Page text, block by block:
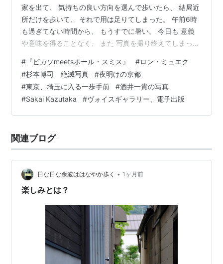
家を出て、 気持ちの良い方向を選んで歩いたら、 結局近
所だけを歩いて、 それで用は足りてしまった。 午前6時
も過ぎてない時間から、 もうすでに暑い。 今日も 意義
や意味を得ることなく、 また 写真を撮り終えてしまっ
みを求めて、 ピカソの絵画と同じく、 または ソニー・
ロリンズのアドリブ演奏と同じく、 それは別になんでも
良いのだが、 僕は僕の意義を探し回って 自らの写真を撮
るのである。 それは無理なことなのかな？ 僕の実力で
は。 無理をする日もあれば、 しない日もある。 作品を
# 『ピカソmeetsポール・スミス』 #ロン・ミュエク
#杉本博司 絶滅写真 #夜明けの京都
#東京、埼玉に入る一歩手前 #酒井一貴の写真
#Sakai Kazutaka #ヴォイスギャラリー、電子出版
関連ブログ
日な日な余波ははなやか歩く • 1ヶ月前
楽しみとは？